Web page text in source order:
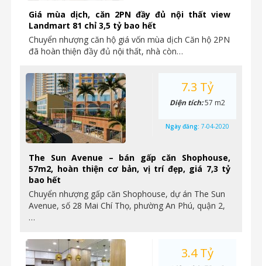
Giá mùa dịch, căn 2PN đầy đủ nội thất view
Landmart 81 chỉ 3,5 tỷ bao hết
Chuyển nhượng căn hộ giá vốn mùa dịch Căn hộ 2PN
đã hoàn thiện đầy đủ nội thất, nhà còn…
The Sun Avenue – bán gấp căn Shophouse,
57m2, hoàn thiện cơ bản, vị trí đẹp, giá 7,3 tỷ
bao hết
Chuyển nhượng gấp căn Shophouse, dự án The Sun
Avenue, số 28 Mai Chí Thọ, phường An Phú, quận 2,
…
7.3 Tỷ
Diện tích:57 m2
Ngày đăng: 7-04-2020
3.4 Tỷ